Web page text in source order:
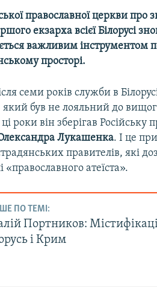
православної церкви про
екзарха всієї Білорусі
важливим інструментом
просторі.
семи років служби в
був не лояльний до
роки він зберігав Російську
Лукашенка. І це
правителів, які
«православного атеїста».
ПО ТЕМІ:
Портников:
і Крим